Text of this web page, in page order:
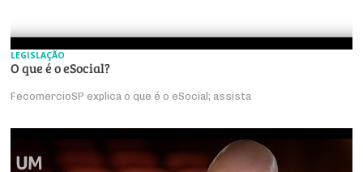
LEGISLAÇÃO
O que é o eSocial?
FecomercioSP explica o que é o eSocial; assista